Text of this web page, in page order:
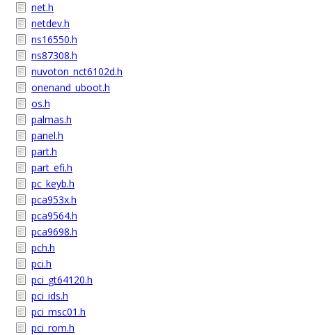
net.h
netdev.h
ns16550.h
ns87308.h
nuvoton_nct6102d.h
onenand_uboot.h
os.h
palmas.h
panel.h
part.h
part_efi.h
pc_keyb.h
pca953x.h
pca9564.h
pca9698.h
pch.h
pci.h
pci_gt64120.h
pci_ids.h
pci_msc01.h
pci_rom.h